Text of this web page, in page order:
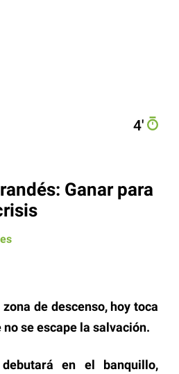
4′
Ganar para
de descenso, hoy toca
se escape la salvación.
en el banquillo,